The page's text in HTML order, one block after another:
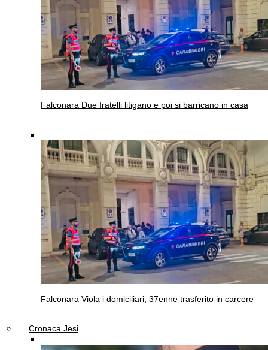
Falconara Due fratelli litigano e poi si barricano in casa
Falconara Viola i domiciliari, 37enne trasferito in carcere
Cronaca Jesi